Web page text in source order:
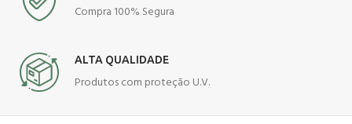
Compra 100% Segura
ALTA QUALIDADE
Produtos com proteção U.V.